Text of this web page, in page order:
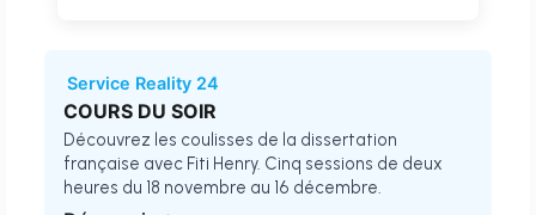
Service Reality 24
COURS DU SOIR
Découvrez les coulisses de la dissertation
française avec Fiti Henry. Cinq sessions de deux
heures du 18 novembre au 16 décembre.